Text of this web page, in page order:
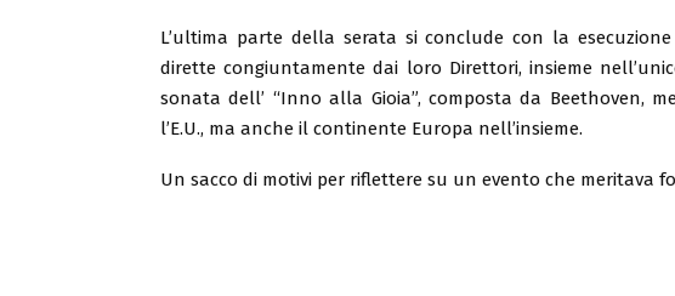
L’ultima parte della serata si conclude con la
dirette congiuntamente dai loro Direttori, insieme
sonata dell’ “Inno alla Gioia”, composta da Beethoven,
l’E.U., ma anche il continente Europa nell’insieme.
Un sacco di motivi per riflettere su un evento che meritava